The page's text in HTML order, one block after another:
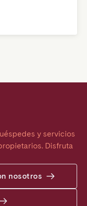
y servicios
Disfruta
nosotros